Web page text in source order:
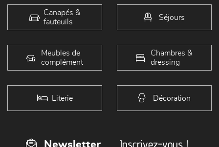
Canapés &
fauteuils
Séjours
Meubles de
complément
Chambres &
dressing
Literie Décoration
Newsletter